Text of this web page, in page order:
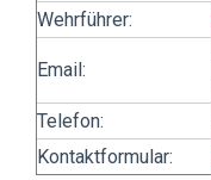
Wehrführer:
Email:
Telefon:
Kontaktformular: